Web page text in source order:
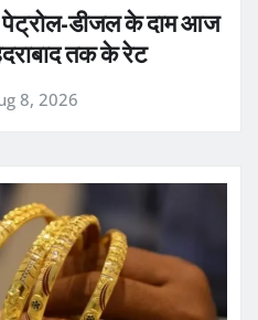
डीजल के दाम आज
तक के रेट
8, 2026